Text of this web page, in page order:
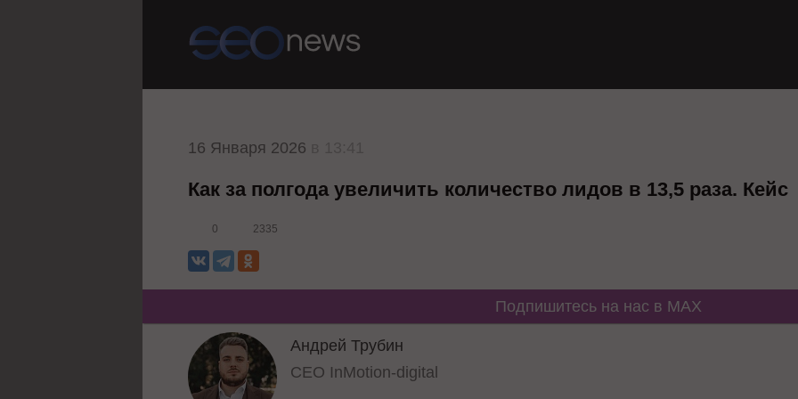
16 Января 2026
Как за полгода увеличить количество лидов в 13,5 раза. Кейс
0 2335
Подпишитесь на нас в MAX
Андрей Трубин
CEO InMotion-digital